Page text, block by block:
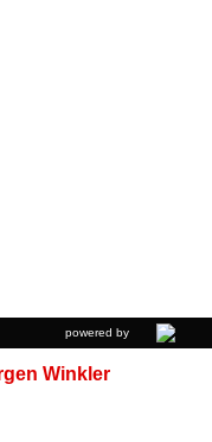
powered by
Winkler